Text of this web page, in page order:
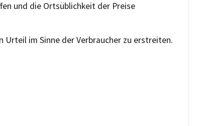
und die Ortsüblichkeit der Preise
Urteil im Sinne der Verbraucher zu erstreiten.